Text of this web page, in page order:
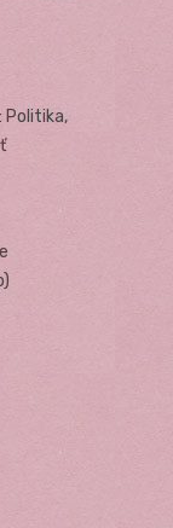
Politika,